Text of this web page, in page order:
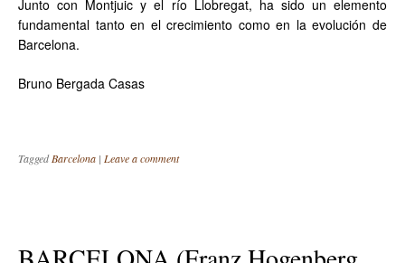
Junto con Montjuic y el río Llobregat, ha sido un elemento
fundamental tanto en el crecimiento como en la evolución de
Barcelona.
Bruno Bergada Casas
TaggedBarcelona | Leave a comment